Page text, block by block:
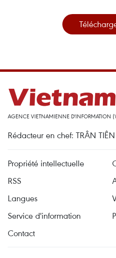
AGENCE VIETNAMIENNE D'INFORMATION
Rédacteur en chef: TRÂN
Propriété intellectuelle
RSS
Langues
Service d'information
Contact